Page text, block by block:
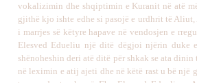
vokalizimin dhe shqiptimin e Kuranit në atë
gjithë kjo ishte edhe si pasojë e urdhrit të
i marrjes së këtyre hapave në vendosjen e
Elesved Edueliu një ditë dëgjoi njërin duke
shënoheshin deri atë ditë për shkak se ata
në leximin e atij ajeti dhe në këtë rast u bë një